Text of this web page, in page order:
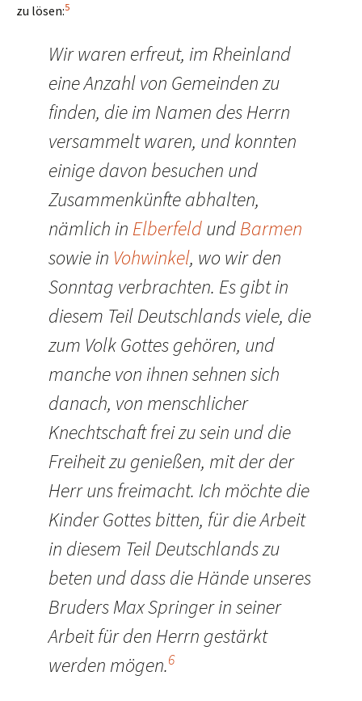
zu lösen:5
Wir waren erfreut, im Rheinland
eine Anzahl von Gemeinden zu
finden, die im Namen des Herrn
versammelt waren, und konnten
einige davon besuchen und
Zusammenkünfte abhalten,
nämlich in ElberfeldundBarmen
sowie in Vohwinkel, wo wir den
Sonntag verbrachten. Es gibt in
diesem Teil Deutschlands viele, die
zum Volk Gottes gehören, und
manche von ihnen sehnen sich
danach, von menschlicher
Knechtschaft frei zu sein und die
Freiheit zu genießen, mit der der
Herr uns freimacht. Ich möchte die
Kinder Gottes bitten, für die Arbeit
in diesem Teil Deutschlands zu
beten und dass die Hände unseres
Bruders Max Springer in seiner
Arbeit für den Herrn gestärkt
werden mögen.6